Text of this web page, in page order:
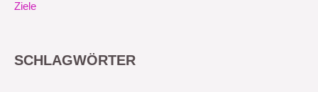
Ziele
SCHLAGWÖRTER